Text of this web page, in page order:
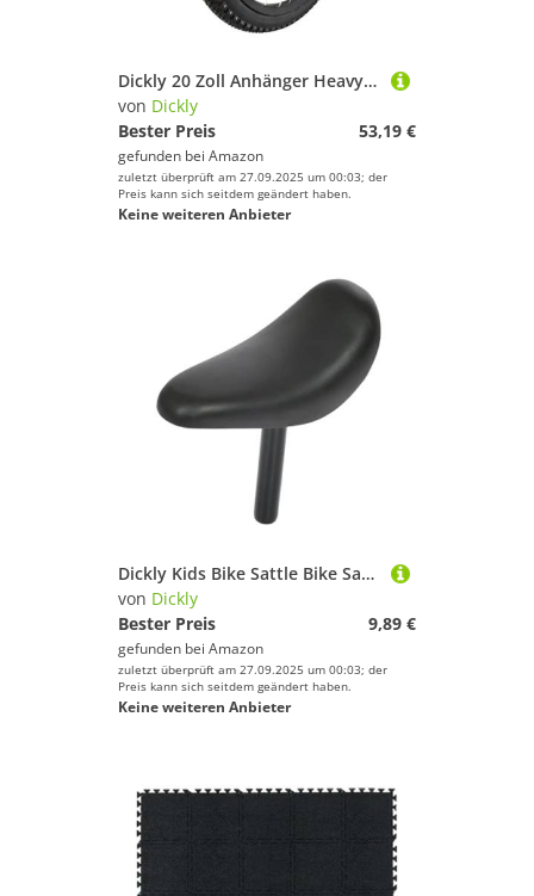
Dickly 20 Zoll Anhänger Heavy Duty Easy Install Radfahren Speichenräder
von Dickly
Bester Preis
53,19 €
gefunden bei Amazon
zuletzt überprüft am 27.09.2025 um 00:03; der
Preis kann sich seitdem geändert haben.
Keine weiteren Anbieter
Dickly Kids Bike Sattle Bike Sattel für Kinderersatz Stoßdämpfung, Fahrradsitz, Ersatz, Fahrradsitzkissen für Rennrad Fahrrad, Stabdurchmesser 2.2
von Dickly
Bester Preis
9,89 €
gefunden bei Amazon
zuletzt überprüft am 27.09.2025 um 00:03; der
Preis kann sich seitdem geändert haben.
Keine weiteren Anbieter